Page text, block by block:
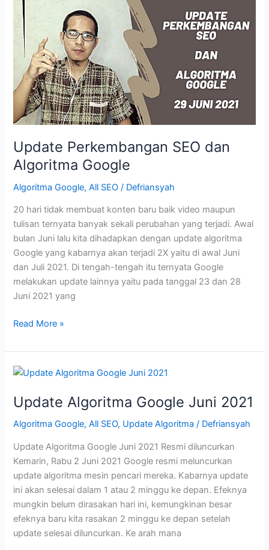
Spam
Juli
2021
Update Perkembangan SEO dan
Algoritma Google
Algoritma Google,All SEO / Defriansyah
20 hari tidak membuat konten baru baik video maupun
tulisan ternyata banyak sekali perubahan yang terjadi. Awal
bulan Juni lalu kita dihadapkan dengan update algoritma
Google yang kabarnya akan terjadi 2X yaitu di awal Juni
dan Juli 2021. Di tengah-tengah itu ternyata Google
melakukan update lainnya yaitu pada tanggal 23 dan 28
Juni 2021 yang
Update
SEO
dan
Algoritma
Google
Read More »
Update Algoritma Google Juni 2021
Algoritma Google,All SEO, Update Algoritma / Defriansyah
Update Algoritma Google Juni 2021 Resmi diluncurkan
Kemarin, Rabu 2 Juni 2021 Google resmi meluncurkan
update algoritma mesin pencari mereka. Kabarnya update
ini akan selesai dalam 1 atau 2 minggu ke depan. Efeknya
mungkin belum dirasakan hari ini, kemungkinan besar
efeknya baru kita rasakan 2 minggu ke depan setelah
update selesai diluncurkan. Ke arah mana